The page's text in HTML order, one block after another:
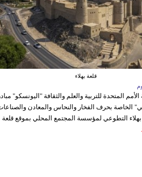
قلعة بهلاء
المتحدة للتربية والعلم والثقافة "اليونسكو"
الخاصة بحرف الفخار والنحاس والمعادن
التطوعي لمؤسسة المجتمع المحلي بموقع قلعة